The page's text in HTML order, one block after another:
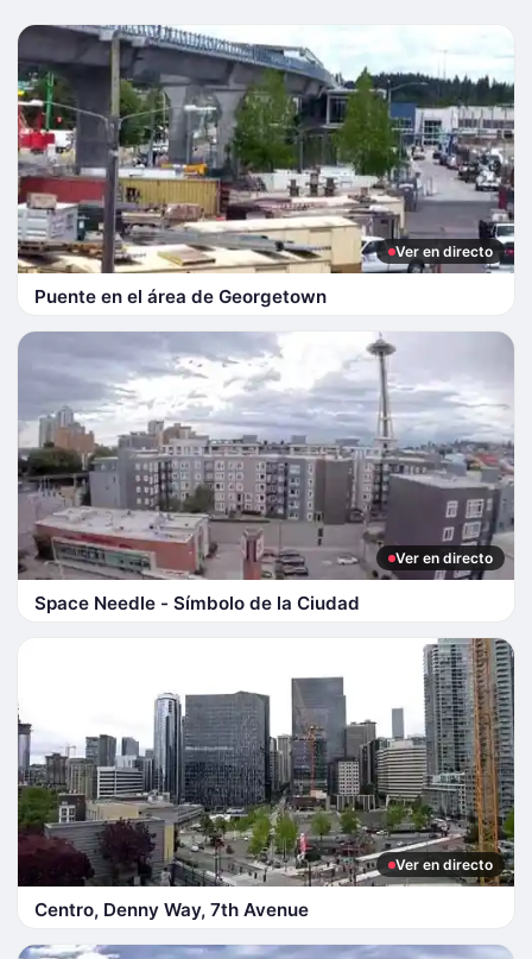
Ver en directo
Puente en el área de Georgetown
Ver en directo
Space Needle - Símbolo de la Ciudad
Ver en directo
Centro, Denny Way, 7th Avenue